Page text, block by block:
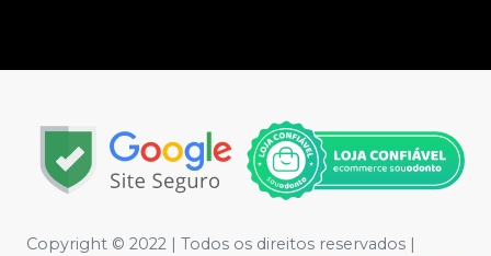
Copyright © 2022 | Todos os direitos reservados |